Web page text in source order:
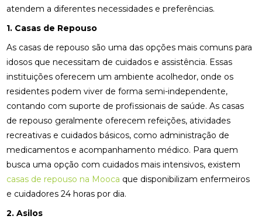
atendem a diferentes necessidades e preferências.
1. Casas de Repouso
As casas de repouso são uma das opções mais comuns para
idosos que necessitam de cuidados e assistência. Essas
instituições oferecem um ambiente acolhedor, onde os
residentes podem viver de forma semi-independente,
contando com suporte de profissionais de saúde. As casas
de repouso geralmente oferecem refeições, atividades
recreativas e cuidados básicos, como administração de
medicamentos e acompanhamento médico. Para quem
busca uma opção com cuidados mais intensivos, existem
casas de repouso na Mooca que disponibilizam enfermeiros
e cuidadores 24 horas por dia.
2. Asilos